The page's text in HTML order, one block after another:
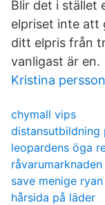
Blir det i stället
elpriset inte att
ditt elpris från
vanligast är en.
Kristina
chymall vips
distansutbildning
leopardens öga
save menige ryan
hårsida på läder